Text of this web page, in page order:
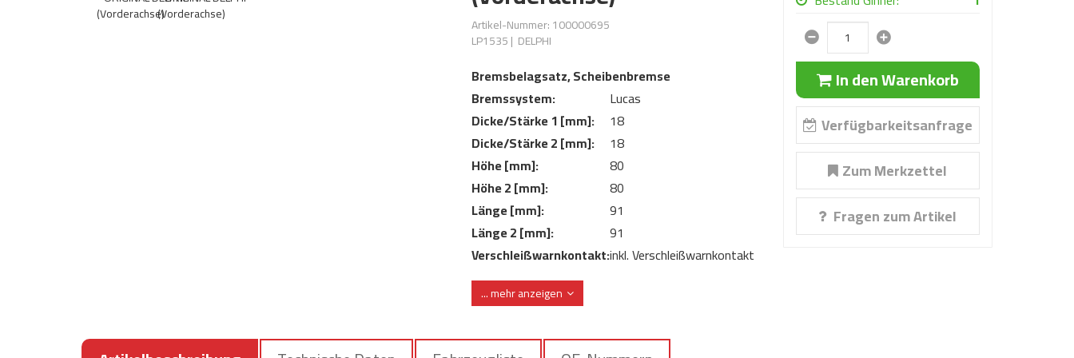
Artikel-Nummer: 100000695
LP1535| DELPHI
Bremsbelagsatz, Scheibenbremse
Bremssystem:
Lucas
Dicke/Stärke 1 [mm]:
18
Dicke/Stärke 2 [mm]:
18
Höhe [mm]:
80
Höhe 2 [mm]:
80
Länge [mm]:
91
Länge 2 [mm]:
91
Verschleißwarnkontakt:inkl. Verschleißwarnkontakt
Verschleißwarnkontakt:
... mehr anzeigen
In den Warenkorb
Verfügbarkeitsanfrage
Zum Merkzettel
Fragen zum Artikel